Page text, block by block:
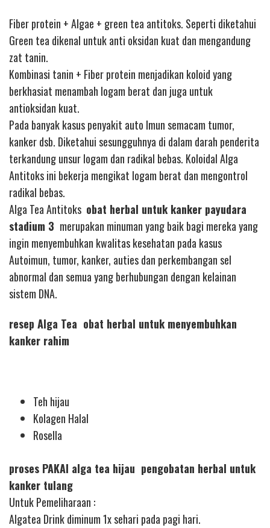
Fiber protein + Algae + green tea antitoks. Seperti diketahui
Green tea dikenal untuk anti oksidan kuat dan mengandung
zat tanin.
Kombinasi tanin + Fiber protein menjadikan koloid yang
berkhasiat menambah logam berat dan juga untuk
antioksidan kuat.
Pada banyak kasus penyakit auto Imun semacam tumor,
kanker dsb. Diketahui sesungguhnya di dalam darah penderita
terkandung unsur logam dan radikal bebas. Koloidal Alga
Antitoks ini bekerja mengikat logam berat dan mengontrol
radikal bebas.
Alga Tea Antitoks obat herbal untuk kanker payudara
stadium 3 merupakan minuman yang baik bagi mereka yang
ingin menyembuhkan kwalitas kesehatan pada kasus
Autoimun, tumor, kanker, auties dan perkembangan sel
abnormal dan semua yang berhubungan dengan kelainan
sistem DNA.
resep Alga Tea obat herbal untuk menyembuhkan
kanker rahim
Teh hijau
Kolagen Halal
Rosella
proses PAKAI alga tea hijau pengobatan herbal untuk
kanker tulang
Untuk Pemeliharaan :
Algatea Drink diminum 1x sehari pada pagi hari.